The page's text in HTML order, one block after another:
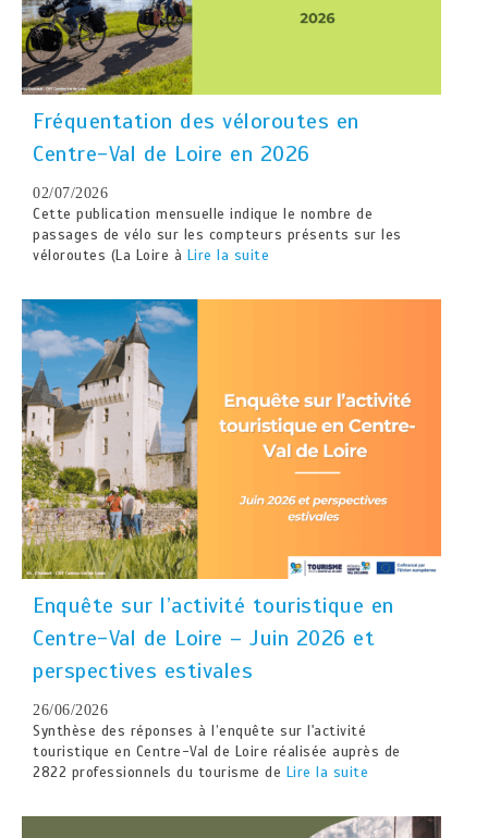
Fréquentation des véloroutes en
Centre-Val de Loire en 2026
02/07/2026
Cette publication mensuelle indique le nombre de
passages de vélo sur les compteurs présents sur les
véloroutes (La Loire à Lire la suite
Enquête sur l’activité touristique en
Centre-Val de Loire – Juin 2026 et
perspectives estivales
26/06/2026
Synthèse des réponses à l’enquête sur l'activité
touristique en Centre-Val de Loire réalisée auprès de
2822 professionnels du tourisme de Lire la suite